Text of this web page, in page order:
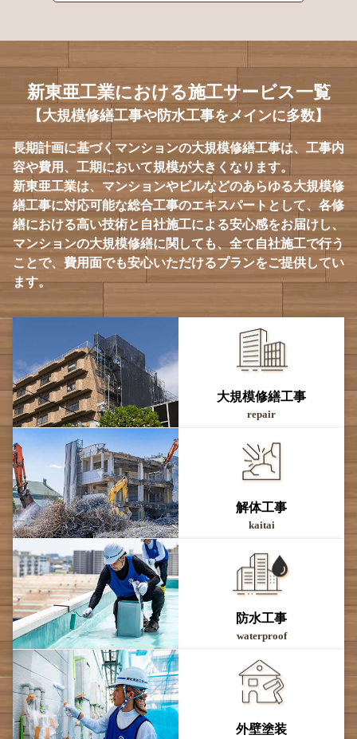
新東亜工業における施工サービス一覧
【大規模修繕工事や防水工事をメインに多数】
長期計画に基づくマンションの大規模修繕工事は、工事内
容や費用、工期において規模が大きくなります。
新東亜工業は、マンションやビルなどのあらゆる大規模修
繕工事に対応可能な総合工事のエキスパートとして、各修
繕における高い技術と自社施工による安心感をお届けし、
マンションの大規模修繕に関しても、全て自社施工で行う
ことで、費用面でも安心いただけるプランをご提供してい
ます。
大規模修繕工事
repair
解体工事
kaitai
防水工事
waterproof
外壁塗装